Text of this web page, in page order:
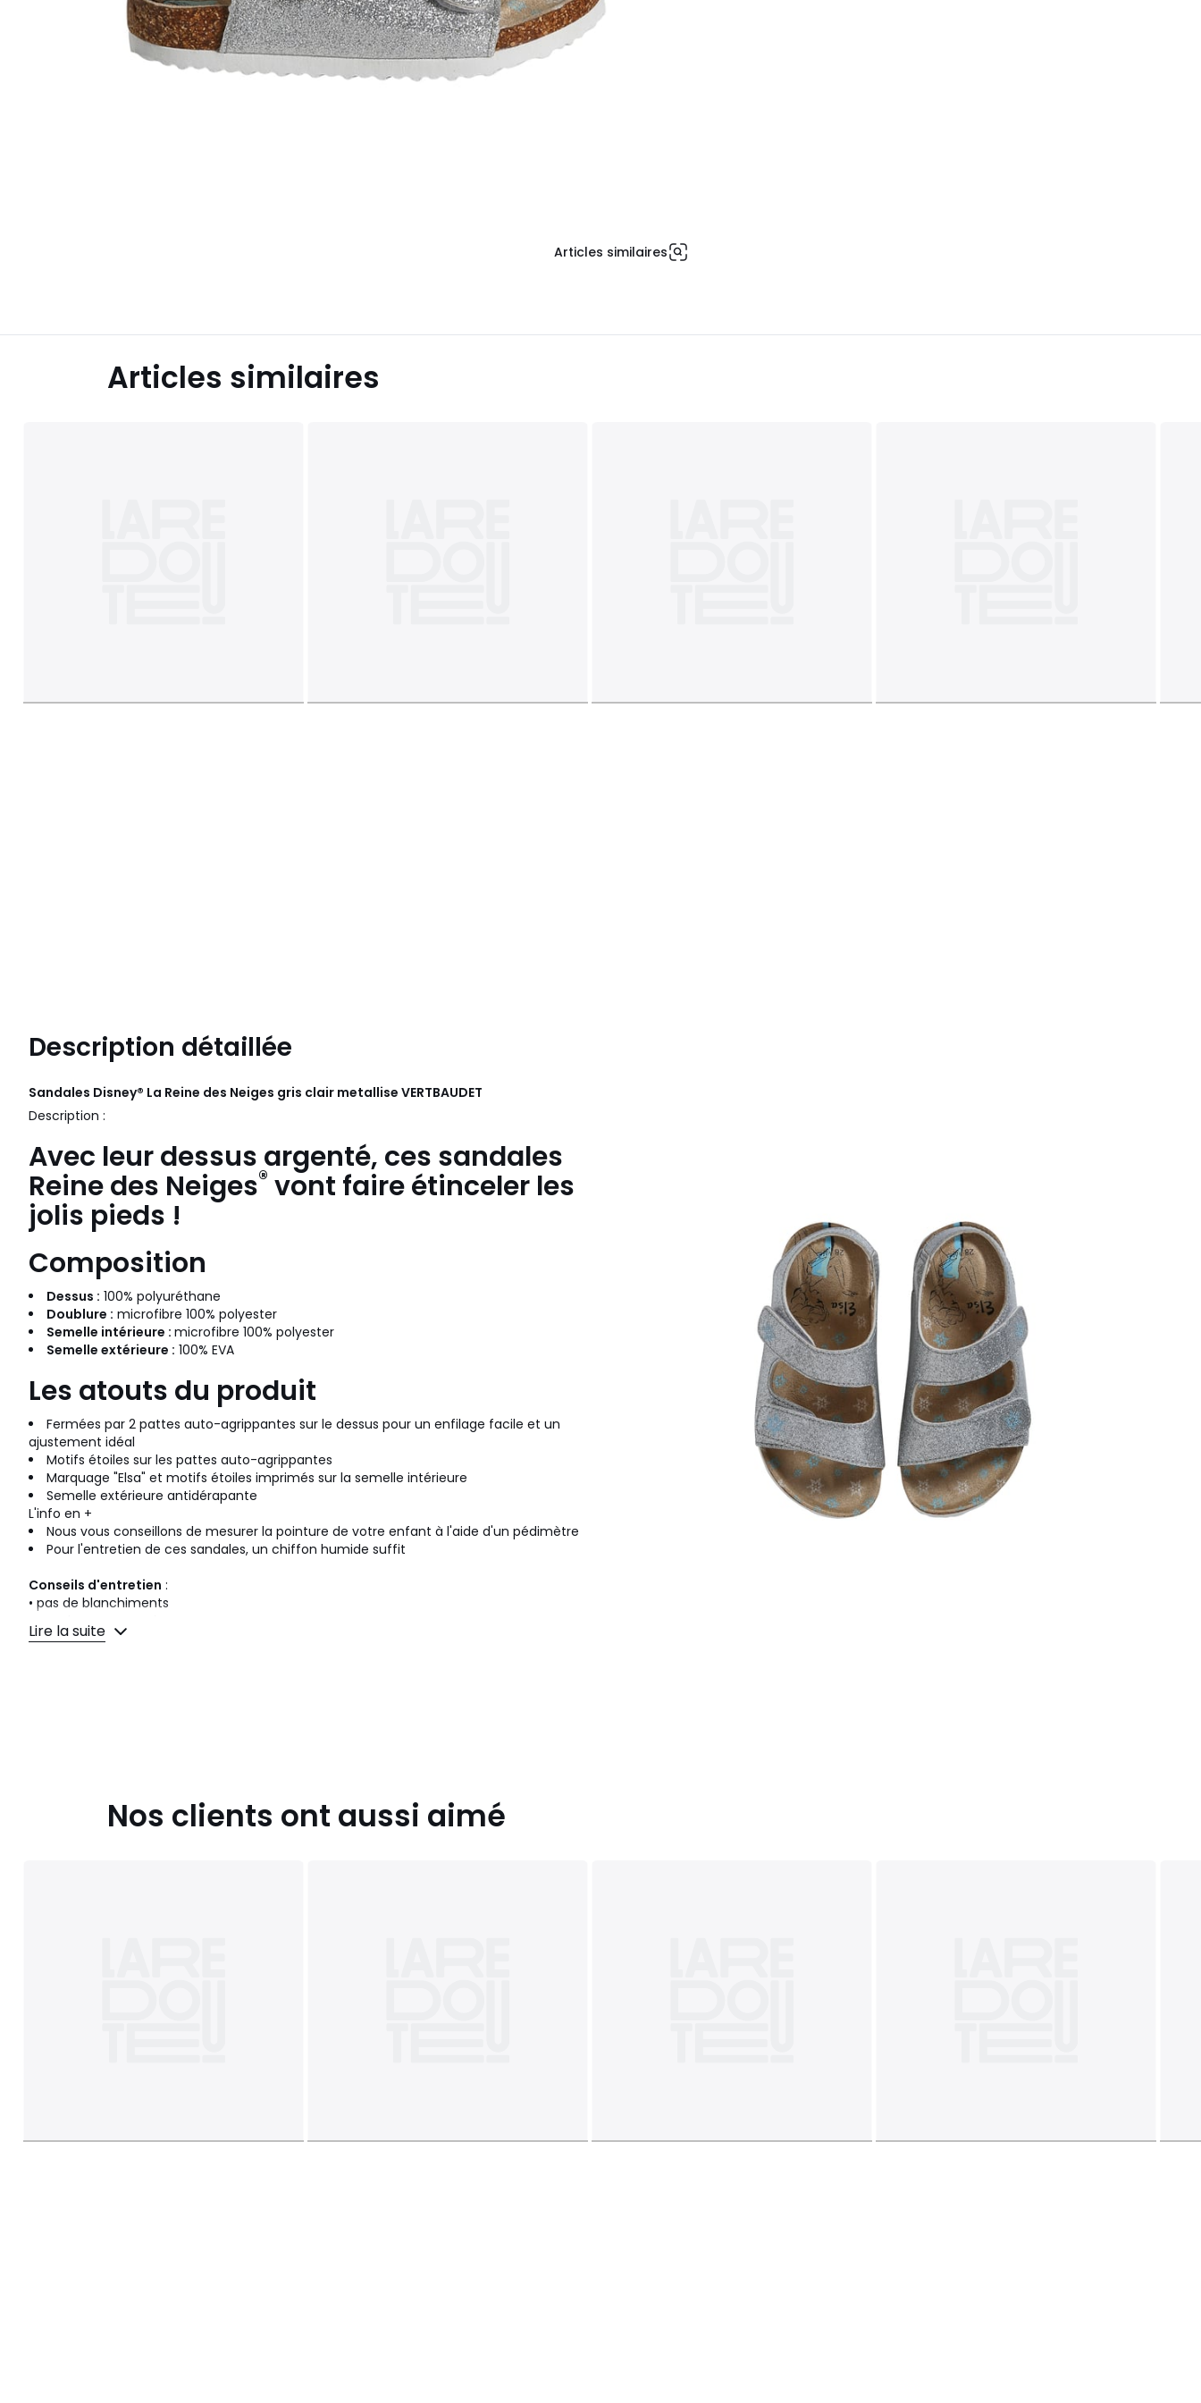
Articles similaires
Articles similaires
Description détaillée
Sandales Disney® La Reine des Neiges gris clair metallise VERTBAUDET
Description :
Avec leur dessus argenté, ces sandales
Reine des Neiges® vont faire étinceler les
jolis pieds !
Composition
Dessus : 100% polyuréthane
Doublure : microfibre 100% polyester
Semelle intérieure : microfibre 100% polyester
Semelle extérieure : 100% EVA
Les atouts du produit
Fermées par 2 pattes auto-agrippantes sur le dessus pour un enfilage facile et un
ajustement idéal
Motifs étoiles sur les pattes auto-agrippantes
Marquage "Elsa" et motifs étoiles imprimés sur la semelle intérieure
Semelle extérieure antidérapante
L'info en +
Nous vous conseillons de mesurer la pointure de votre enfant à l'aide d'un pédimètre
Pour l'entretien de ces sandales, un chiffon humide suffit
Conseils d'entretien :
• pas de blanchiments
• pas de nettoyage à sec
• ne pas repasser
Lire la suite
Nos clients ont aussi aimé